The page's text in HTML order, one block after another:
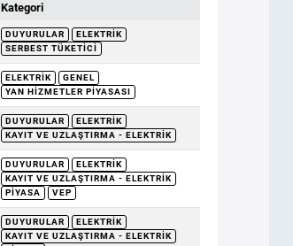
Kategori
DUYURULAR
ELEKTRIK
SERBEST TÜKETICI
ELEKTRIK
GENEL
YAN HIZMETLER PIYASASI
DUYURULAR
ELEKTRIK
KAYIT VE UZLAŞTIRMA - ELEKTRIK
DUYURULAR
ELEKTRIK
KAYIT VE UZLAŞTIRMA - ELEKTRIK
PIYASA
VEP
DUYURULAR
ELEKTRIK
KAYIT VE UZLAŞTIRMA - ELEKTRIK